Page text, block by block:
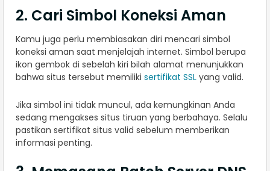
2. Cari Simbol Koneksi Aman
Kamu juga perlu membiasakan diri mencari simbol
koneksi aman saat menjelajah internet. Simbol berupa
ikon gembok di sebelah kiri bilah alamat menunjukkan
bahwa situs tersebut memiliki sertifikat SSL yang valid.
Jika simbol ini tidak muncul, ada kemungkinan Anda
sedang mengakses situs tiruan yang berbahaya. Selalu
pastikan sertifikat situs valid sebelum memberikan
informasi penting.